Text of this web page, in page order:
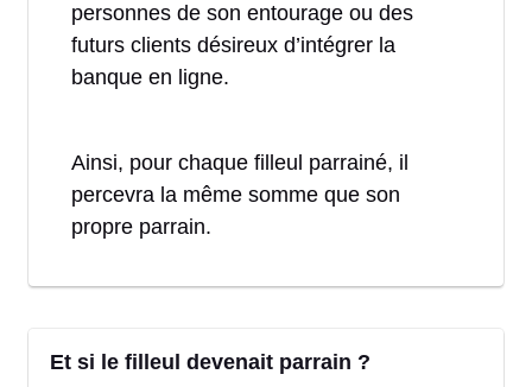
personnes de son entourage ou des
futurs clients désireux d’intégrer la
banque en ligne.
Ainsi, pour chaque filleul parrainé, il
percevra la même somme que son
propre parrain.
Et si le filleul devenait parrain ?